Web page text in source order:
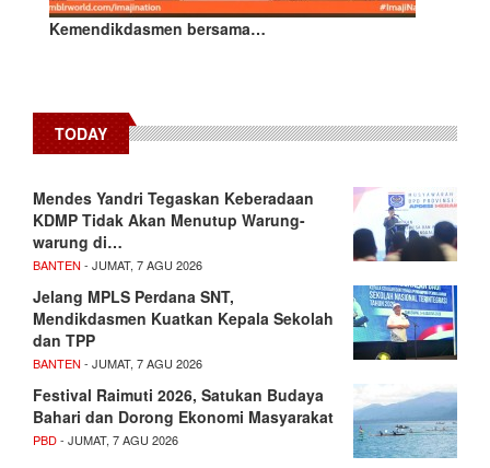
Kemendikdasmen bersama…
TODAY
Mendes Yandri Tegaskan Keberadaan
KDMP Tidak Akan Menutup Warung-
warung di…
BANTEN - JUMAT, 7 AGU 2026
Jelang MPLS Perdana SNT,
Mendikdasmen Kuatkan Kepala Sekolah
dan TPP
BANTEN - JUMAT, 7 AGU 2026
Festival Raimuti 2026, Satukan Budaya
Bahari dan Dorong Ekonomi Masyarakat
PBD- JUMAT, 7 AGU 2026